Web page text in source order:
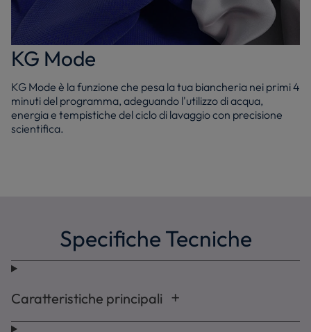
KG Mode
KG Mode è la funzione che pesa la tua biancheria nei primi 4
minuti del programma, adeguando l'utilizzo di acqua,
energia e tempistiche del ciclo di lavaggio con precisione
scientifica.
Specifiche Tecniche
Caratteristiche principali